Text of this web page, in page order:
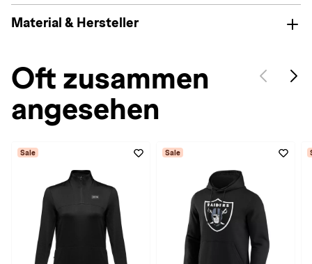
Material & Hersteller
Oft zusammen
angesehen
Sale Sale